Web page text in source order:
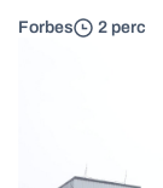
Forbes 2 perc